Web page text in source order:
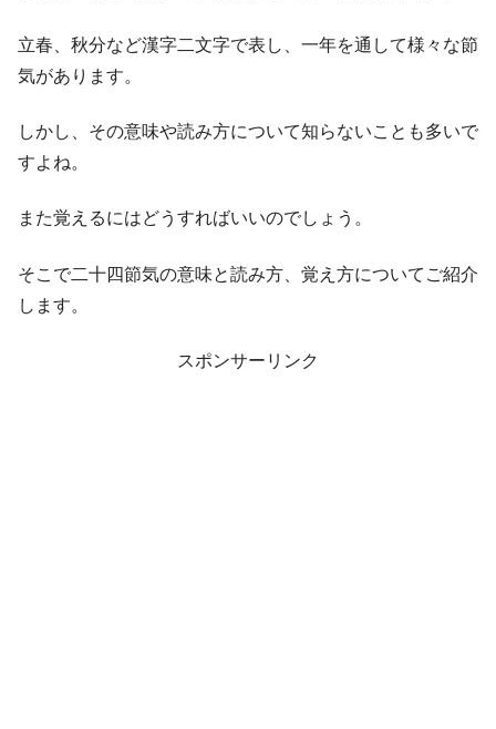
立春、秋分など漢字二文字で表し、一年を通して様々な節
気があります。
しかし、その意味や読み方について知らないことも多いで
すよね。
また覚えるにはどうすればいいのでしょう。
そこで二十四節気の意味と読み方、覚え方についてご紹介
します。
スポンサーリンク